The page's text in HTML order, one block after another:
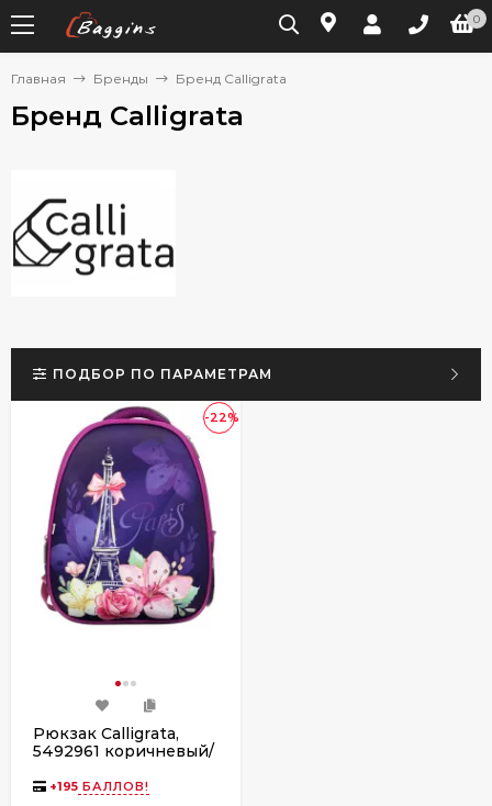
0
Главная Бренды Бренд Calligrata
Бренд Calligrata
ПОДБОР ПО ПАРАМЕТРАМ
-22%
Рюкзак Calligrata,
5492961 коричневый/
+195 БАЛЛОВ!